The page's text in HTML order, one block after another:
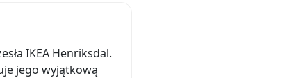
IKEA Henriksdal.
jego wyjątkową